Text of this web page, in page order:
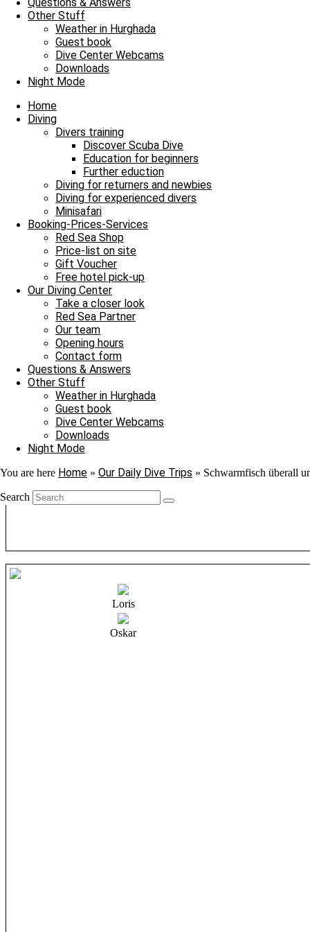
Other Stuff
Weather in Hurghada
Guest book
Dive Center Webcams
Downloads
Night Mode
Home
Diving
Divers training
Discover Scuba Dive
Education for beginners
Further eduction
Diving for returners and newbies
Diving for experienced divers
Minisafari
Booking-Prices-Services
Red Sea Shop
Price-list on site
Gift Voucher
Free hotel pick-up
Our Diving Center
Take a closer look
Red Sea Partner
Our team
Opening hours
Contact form
Questions & Answers
Other Stuff
Weather in Hurghada
Guest book
Dive Center Webcams
Downloads
Night Mode
You are here Home » Our Daily Dive Trips » Schwarmfisch überall
Search
32°C
8 m/s
23:00
32°C
00:00
‹
Wassertemperatur
Petra
Loris
Oskar